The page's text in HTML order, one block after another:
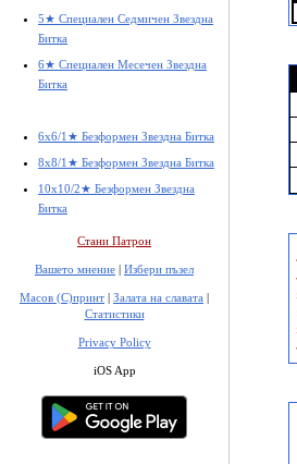
5★ Специален Седмичен Звездна
Битка
6★ Специален Месечен Звездна
Битка
6x6/1★ Безформен Звездна Битка
8x8/1★ Безформен Звездна Битка
10x10/2★ Безформен Звездна
Битка
Стани Патрон
Вашето мнение | Избери пъзел
Масов (С)принт | Залата на славата |
Статистики
Privacy Policy
iOS App